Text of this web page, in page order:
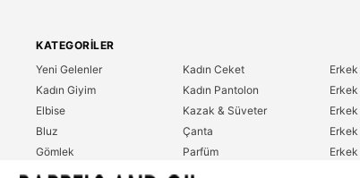
KATEGORILER
Yeni Gelenler
Kadın Giyim
Elbise
Bluz
Gömlek
T-Shirt
Kadın Ceket
Kadın Pantolon
Kazak & Süveter
Çanta
Parfüm
Erkek Giyim